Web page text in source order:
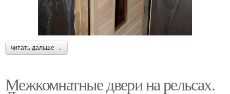
читать дальше →
Межкомнатные двери на рельсах.